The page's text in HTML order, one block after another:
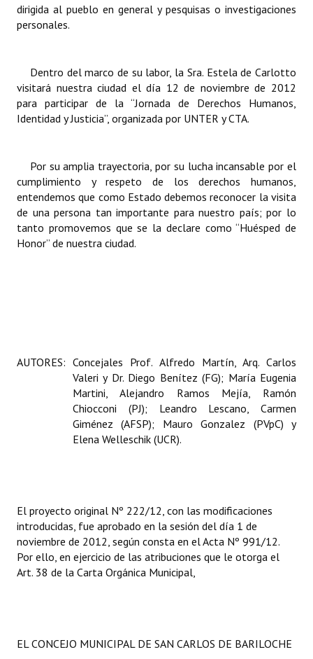
Huéspedes de Honor - Registro
Reconocimientos - Registro
Bariloche, Municipio intercultural
Entrega de distinciones
REFORMA DE LA CARTA ORGÁNICA
dirigida al pueblo en general y pesquisas o investigaciones
personales.
Dentro del marco de su labor, la Sra. Estela de Carlotto
visitará nuestra ciudad el día 12 de noviembre de 2012
para participar de la “Jornada de Derechos Humanos,
Identidad y Justicia”, organizada por UNTER y CTA.
Por su amplia trayectoria, por su lucha incansable por el
cumplimiento y respeto de los derechos humanos,
entendemos que como Estado debemos reconocer la visita
de una persona tan importante para nuestro país; por lo
tanto promovemos que se la declare como “Huésped de
Honor” de nuestra ciudad.
AUTORES: Concejales Prof. Alfredo Martín, Arq. Carlos
Valeri y Dr. Diego Benítez (FG); María Eugenia
Martini, Alejandro Ramos Mejía, Ramón
Chiocconi (PJ); Leandro Lescano, Carmen
Giménez (AFSP); Mauro Gonzalez (PVpC) y
Elena Welleschik (UCR).
El proyecto original Nº 222/12, con las modificaciones
introducidas, fue aprobado en la sesión del día 1 de
noviembre de 2012, según consta en el Acta Nº 991/12.
Por ello, en ejercicio de las atribuciones que le otorga el
Art. 38 de la Carta Orgánica Municipal,
EL CONCEJO MUNICIPAL DE SAN CARLOS DE BARILOCHE